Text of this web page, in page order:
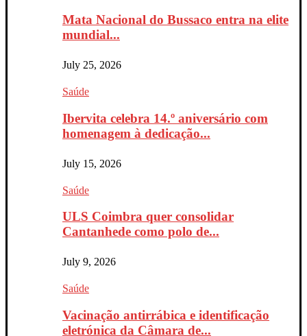
Mata Nacional do Bussaco entra na elite
mundial...
July 25, 2026
Saúde
Ibervita celebra 14.º aniversário com
homenagem à dedicação...
July 15, 2026
Saúde
ULS Coimbra quer consolidar
Cantanhede como polo de...
July 9, 2026
Saúde
Vacinação antirrábica e identificação
eletrónica da Câmara de...